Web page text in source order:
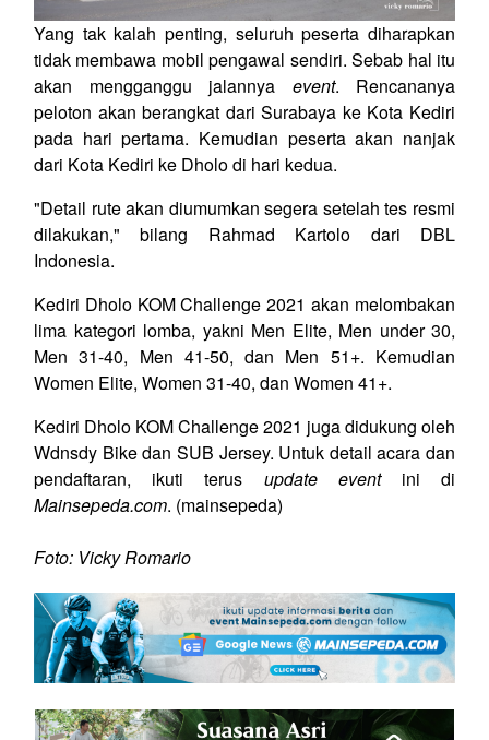
Yang tak kalah penting, seluruh peserta diharapkan
tidak membawa mobil pengawal sendiri. Sebab hal itu
akan mengganggu jalannya event. Rencananya
peloton akan berangkat dari Surabaya ke Kota Kediri
pada hari pertama. Kemudian peserta akan nanjak
dari Kota Kediri ke Dholo di hari kedua.
"Detail rute akan diumumkan segera setelah tes resmi
dilakukan," bilang Rahmad Kartolo dari DBL
Indonesia.
Kediri Dholo KOM Challenge 2021 akan melombakan
lima kategori lomba, yakni Men Elite, Men under 30,
Men 31-40, Men 41-50, dan Men 51+. Kemudian
Women Elite, Women 31-40, dan Women 41+.
Kediri Dholo KOM Challenge 2021 juga didukung oleh
Wdnsdy Bike dan SUB Jersey. Untuk detail acara dan
pendaftaran, ikuti terus update eventini di
Mainsepeda.com. (mainsepeda)
Foto: Vicky Romario